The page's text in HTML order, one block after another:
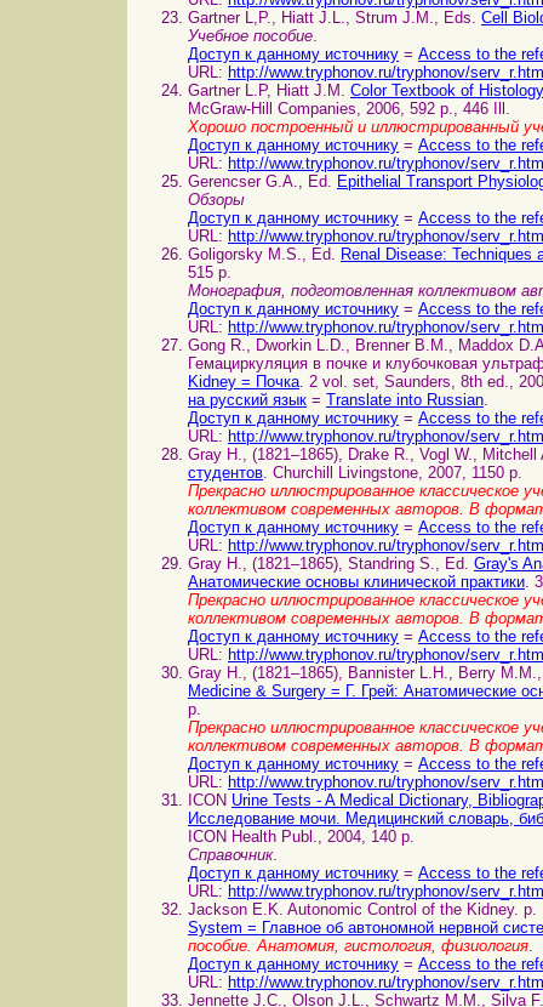
Gartner L,P., Hiatt J.L., Strum J.M., Eds. Cell
Учебное пособие.
Доступ к данному источнику = Access to the
URL: http://www.tryphonov.ru/tryphonov/
Gartner L.P, Hiatt J.M. Color Textbook of
McGraw-Hill Companies, 2006, 592 p., 446 Ill.
Хорошо построенный и иллюстрированный
Доступ к данному источнику = Access to the
URL: http://www.tryphonov.ru/tryphonov/
Gerencser G.A., Ed. Epithelial Transport
Обзоры
Доступ к данному источнику = Access to the
URL: http://www.tryphonov.ru/tryphonov/
Goligorsky M.S., Ed. Renal Disease:
515 p.
Монография, подготовленная коллективом
Доступ к данному источнику = Access to the
URL: http://www.tryphonov.ru/tryphonov/
Gong R., Dworkin L.D., Brenner B.M., Maddox
Гемациркуляция в почке и клубочковая
Kidney = Почка. 2 vol. set, Saunders, 8th ed.,
на русский язык = Translate into Russian.
Доступ к данному источнику = Access to the
URL: http://www.tryphonov.ru/tryphonov/
Gray H., (1821–1865), Drake R., Vogl W.,
студентов. Churchill Livingstone, 2007, 1150 p.
Прекрасно иллюстрированное классическое
коллективом современных авторов. В
Доступ к данному источнику = Access to the
URL: http://www.tryphonov.ru/tryphonov/
Gray H., (1821–1865), Standring S., Ed. Gray's
Анатомические основы клинической практики.
Прекрасно иллюстрированное классическое
коллективом современных авторов. В
Доступ к данному источнику = Access to the
URL: http://www.tryphonov.ru/tryphonov/
Gray H., (1821–1865), Bannister L.H., Berry
Medicine & Surgery = Г. Грей: Анатомические
p.
Прекрасно иллюстрированное классическое
коллективом современных авторов. В
Доступ к данному источнику = Access to the
URL: http://www.tryphonov.ru/tryphonov/
ICON Urine Tests - A Medical Dictionary,
Исследование мочи. Медицинский словарь,
ICON Health Publ., 2004, 140 p.
Справочник.
Доступ к данному источнику = Access to the
URL: http://www.tryphonov.ru/tryphonov/
Jackson E.K. Autonomic Control of the Kidney.
System = Главное об автономной нервной
пособие. Анатомия, гистология, физиология.
Доступ к данному источнику = Access to the
URL: http://www.tryphonov.ru/tryphonov/
Jennette J.C., Olson J.L., Schwartz M.M., Silva